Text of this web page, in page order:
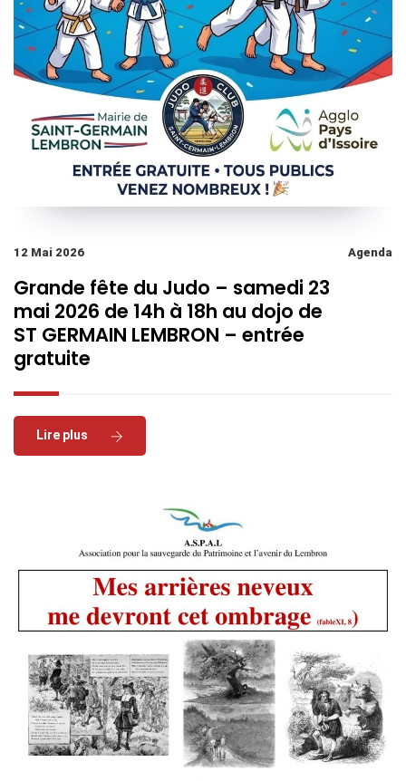
12 Mai 2026 Agenda
Grande fête du Judo – samedi 23
mai 2026 de 14h à 18h au dojo de
ST GERMAIN LEMBRON – entrée
gratuite
Read More